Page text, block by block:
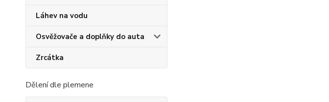
Láhev na vodu
Osvěžovače a doplňky do auta
Zrcátka
Dělení dle plemene